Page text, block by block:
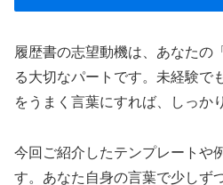
履歴書の志望動機は、あなたの
る大切なパートです。未経験で
をうまく言葉にすれば、しっか
今回ご紹介したテンプレートや
す。あなた自身の言葉で少しず